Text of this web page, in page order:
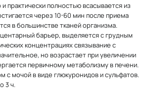
практически полностью всасывается из
через 10-60 мин после приема
в большинстве тканей организма.
барьер, выделяется с грудным
концентрациях связывание с
но возрастает при увеличении
первичному метаболизму в печени.
с мочой в виде глюкуронидов и сульфатов.
3 ч.